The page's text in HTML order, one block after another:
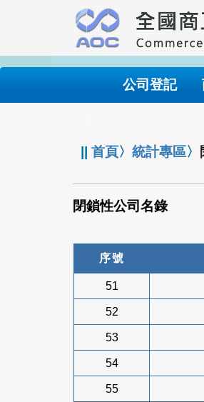
要
內
公司登記
||首頁〉統計專區〉
閉鎖性公司名錄
序號
51
52
53
54
55